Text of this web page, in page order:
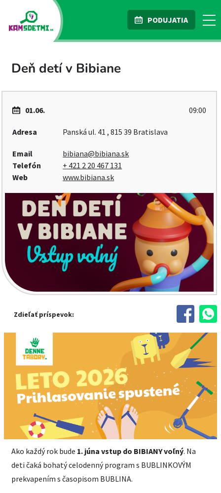
PODUJATIA
Deň detí v Bibiane
01.06. 09:00
Adresa Panská ul. 41 , 815 39 Bratislava
Email
bibiana@bibiana.sk
Telefón
+ 421 2 20 467 131
Web
www.bibiana.sk
Zdieľať príspevok:
Ako každý rok bude 1. júna vstup do BIBIANY voľný. Na
deti čaká bohatý celodenný program s BUBLINKOVÝM
prekvapením s časopisom BUBLINA.